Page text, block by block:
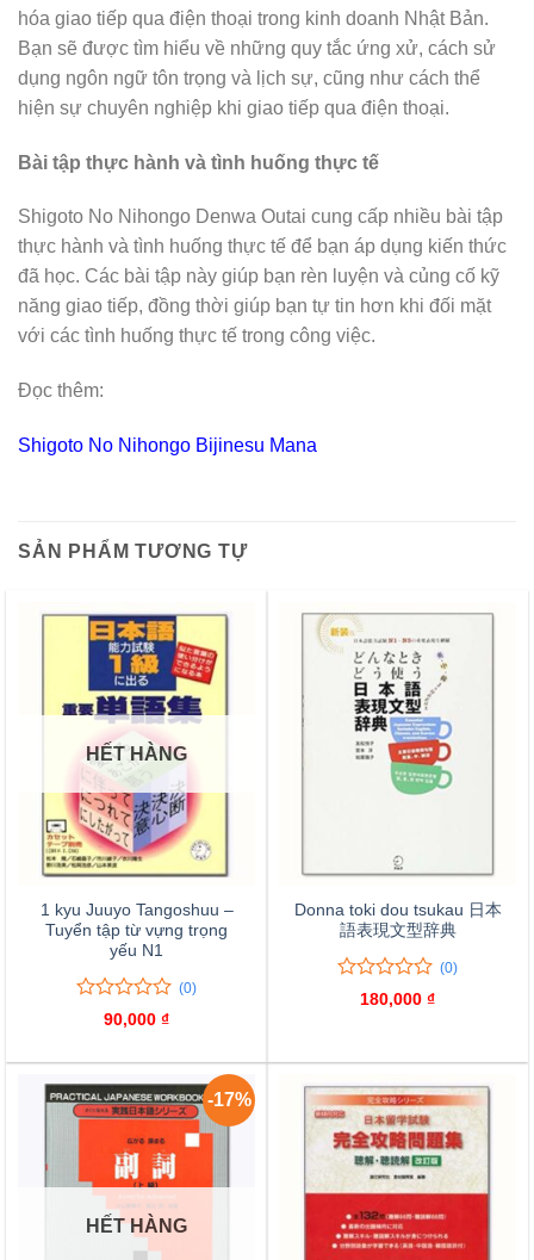
hóa giao tiếp qua điện thoại trong kinh doanh Nhật Bản.
Bạn sẽ được tìm hiểu về những quy tắc ứng xử, cách sử
dụng ngôn ngữ tôn trọng và lịch sự, cũng như cách thể
hiện sự chuyên nghiệp khi giao tiếp qua điện thoại.
Bài tập thực hành và tình huống thực tế
Shigoto No Nihongo Denwa Outai cung cấp nhiều bài tập
thực hành và tình huống thực tế để bạn áp dụng kiến thức
đã học. Các bài tập này giúp bạn rèn luyện và củng cố kỹ
năng giao tiếp, đồng thời giúp bạn tự tin hơn khi đối mặt
với các tình huống thực tế trong công việc.
Đọc thêm:
Shigoto No Nihongo Bijinesu Mana
SẢN PHẨM TƯƠNG TỰ
HẾT HÀNG
1 kyu Juuyo Tangoshuu –
Tuyển tập từ vựng trọng
yếu N1
giá
(0)
90,000 ₫
Donna toki dou tsukau 日本
語表現文型辞典
(0)
180,000 ₫
-17%
HẾT HÀNG